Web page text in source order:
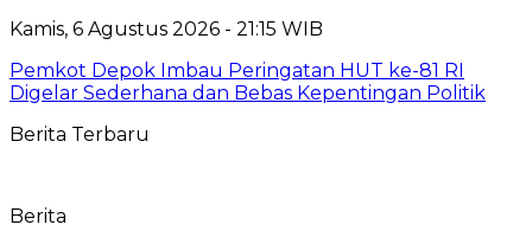
Kamis, 6 Agustus 2026 - 21:15 WIB
Pemkot Depok Imbau Peringatan HUT ke-81 RI
Digelar Sederhana dan Bebas Kepentingan Politik
Berita Terbaru
Berita